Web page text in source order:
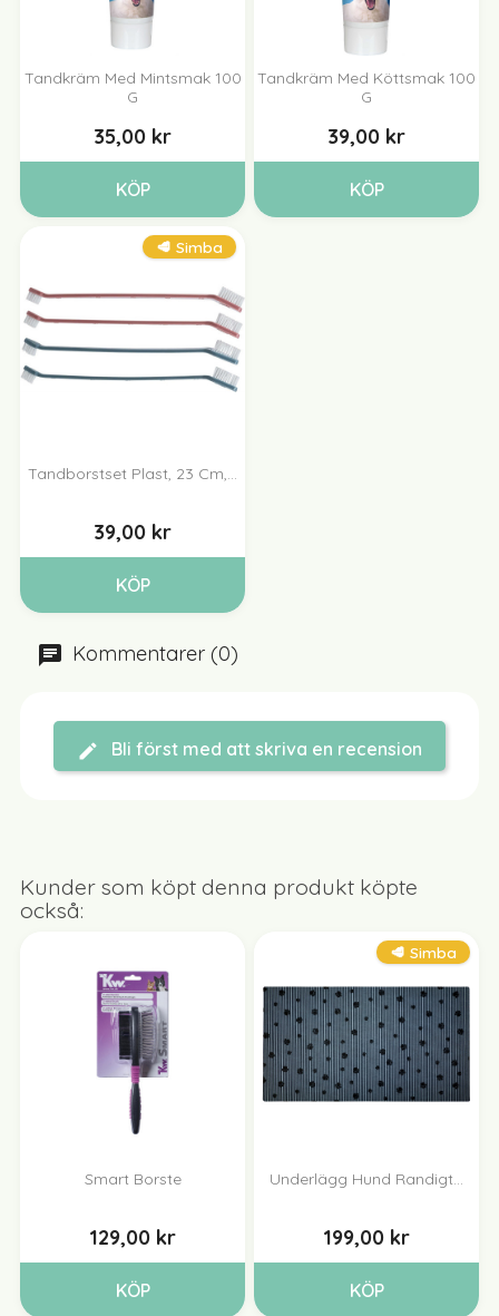
Tandkräm Med Mintsmak 100
G
35,00 kr
KÖP
Tandkräm Med Köttsmak 100
G
39,00 kr
KÖP
🥩 Simba
Tandborstset Plast, 23 Cm,...
39,00 kr
KÖP
Kommentarer (0)
Bli först med att skriva en recension
Kunder som köpt denna produkt köpte
också:
Smart Borste
129,00 kr
KÖP
🥩 Simba
Underlägg Hund Randigt...
199,00 kr
KÖP